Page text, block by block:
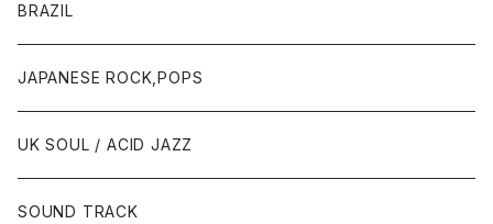
BRAZIL
JAPANESE ROCK,POPS
UK SOUL / ACID JAZZ
SOUND TRACK